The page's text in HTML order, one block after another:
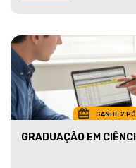
GANHE 2
GRADUAÇÃO EM